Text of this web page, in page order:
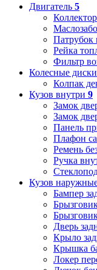
Двигатель 5
Патрубок
Рейка
Фильтр
Колесные диски
Колпак
Кузов внутри 9
Замок
Замок
Панель
Плафон
Ремень
Ручка
Кузов
Бампер
Дверь
Крыло
Крышка
Локер